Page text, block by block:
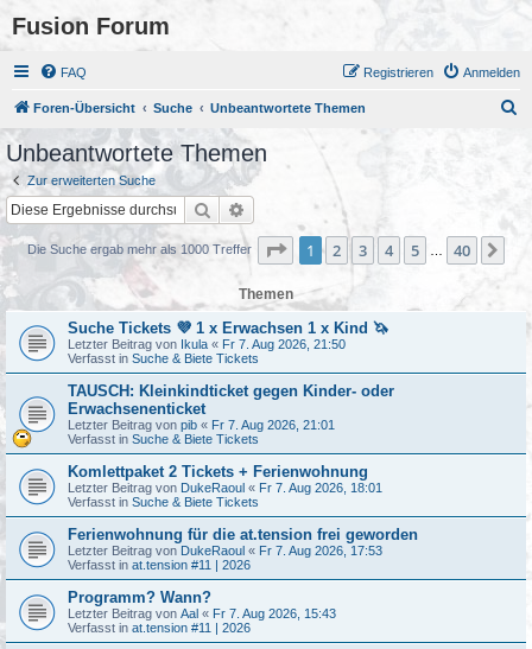
Fusion Forum
FAQ Anmelden
Registrieren
Foren-Übersicht Suche Unbeantwortete Themen
Unbeantwortete Themen
Zur erweiterten Suche
Suche Erweiterte Suche
Die Suche ergab mehr als 1000 Treffer Seite 1von 40
1 2 3 4 5 40
Themen
Suche Tickets 💜 1 x Erwachsen 1 x Kind 🦄
Letzter Beitrag von Ikula « Fr 7. Aug 2026, 21:50
Verfasst in Suche & Biete Tickets
TAUSCH: Kleinkindticket gegen Kinder- oder
Erwachsenenticket
Letzter Beitrag von pib « Fr 7. Aug 2026, 21:01
Verfasst in Suche & Biete Tickets
Komlettpaket 2 Tickets + Ferienwohnung
Letzter Beitrag von DukeRaoul « Fr 7. Aug 2026, 18:01
Verfasst in Suche & Biete Tickets
Ferienwohnung für die at.tension frei geworden
Letzter Beitrag von DukeRaoul « Fr 7. Aug 2026, 17:53
Verfasst in at.tension #11 | 2026
Programm? Wann?
Letzter Beitrag von Aal « Fr 7. Aug 2026, 15:43
Verfasst in at.tension #11 | 2026